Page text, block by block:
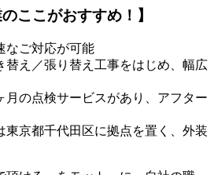
ここがおすすめ！】
なご対応が可能
替え／張り替え工事をはじめ、幅広
月の点検サービスがあり、アフター
東京都千代田区に拠点を置く、外装